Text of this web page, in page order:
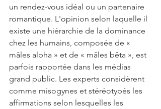
un rendez-vous idéal ou un partenaire
romantique. L'opinion selon laquelle il
existe une hiérarchie de la dominance
chez les humains, composée de «
mâles alpha » et de « mâles bêta », est
parfois rapportée dans les médias
grand public. Les experts considèrent
comme misogynes et stéréotypés les
affirmations selon lesquelles les